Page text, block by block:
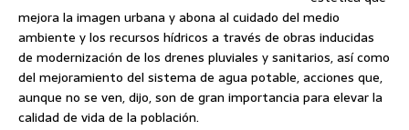
mejora la imagen urbana y abona al cuidado del medio
ambiente y los recursos hídricos a través de obras inducidas
de modernización de los drenes pluviales y sanitarios, así como
del mejoramiento del sistema de agua potable, acciones que,
aunque no se ven, dijo, son de gran importancia para elevar la
calidad de vida de la población.